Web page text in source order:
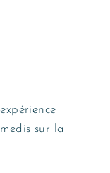
sur la